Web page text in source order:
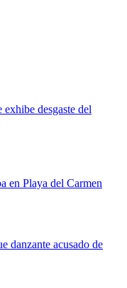
desgaste del
en Playa del Carmen
danzante acusado de